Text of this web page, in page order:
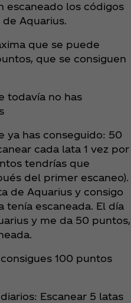
escaneado los códigos
Aquarius.
que se puede
que se consiguen
todavía no has
ya has conseguido: 50
cada lata 1 vez por
tendrías que
del primer escaneo).
de Aquarius y consigo
tenía escaneada. El día
y me da 50 puntos,
100 puntos
Escanear 5 latas